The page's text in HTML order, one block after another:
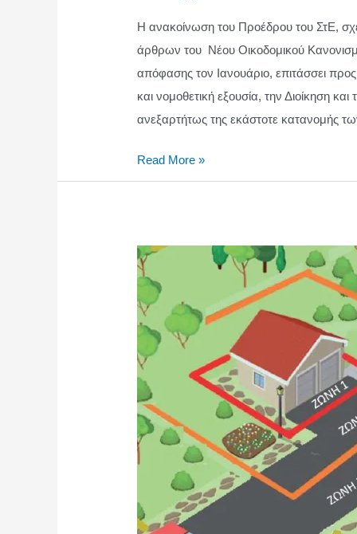
Η ανακοίνωση του Προέδρου του ΣτΕ,
άρθρων του Νέου Οικοδομικού
απόφασης τον Ιανουάριο, επιτάσσει προς
και νομοθετική εξουσία, την Διοίκηση
ανεξαρτήτως της εκάστοτε κατανομής
ΣτΕ,
ΝΟΚ,
ΚΑΙ
ΑΣΦΑΛΕΙΑ
ΔΙΚΑΙΟΥ
Read More »